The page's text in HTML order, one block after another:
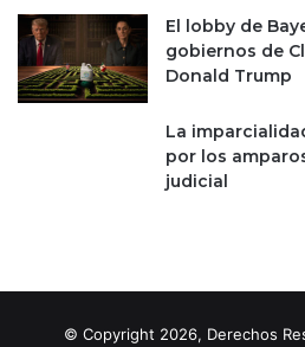
El lobby de
gobiernos de
Donald Trump
La
por los
judicial
© Copyright 2026, Derechos